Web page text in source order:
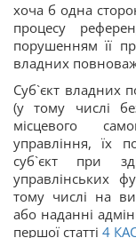
хоча б одна
процесу
порушенням її
владних
Суб`єкт владних
(у тому числі
місцевого
управління, їх
суб`єкт при
управлінських
тому числі на
або наданні
першої статті 4